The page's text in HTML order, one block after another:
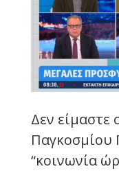
Δεν είμαστε
Παγκοσμίου
“κοινωνία